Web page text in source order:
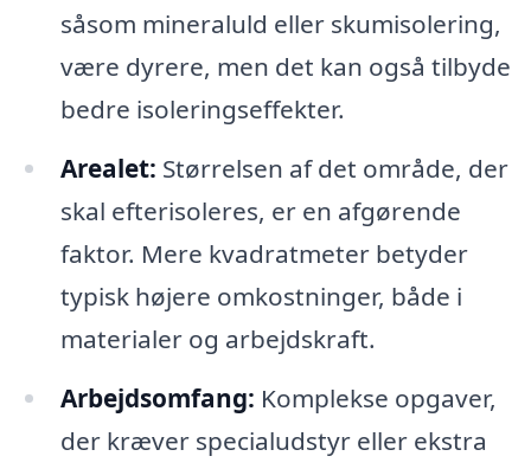
såsom mineraluld eller skumisolering,
være dyrere, men det kan også tilbyde
bedre isoleringseffekter.
Arealet: Størrelsen af det område, der
skal efterisoleres, er en afgørende
faktor. Mere kvadratmeter betyder
typisk højere omkostninger, både i
materialer og arbejdskraft.
Arbejdsomfang: Komplekse opgaver,
der kræver specialudstyr eller ekstra